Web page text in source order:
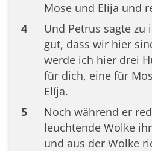
Mose und Elíja und
4
Und Petrus sagte zu
gut, dass wir hier
werde ich hier drei
für dich, eine für
Elíja.
5
Noch während er
leuchtende Wolke
und aus der Wolke